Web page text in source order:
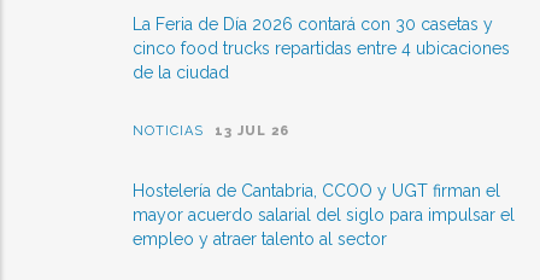
La Feria de Día 2026 contará con 30 casetas y
cinco food trucks repartidas entre 4 ubicaciones
de la ciudad
NOTICIAS 13 JUL 26
Hostelería de Cantabria, CCOO y UGT firman el
mayor acuerdo salarial del siglo para impulsar el
empleo y atraer talento al sector